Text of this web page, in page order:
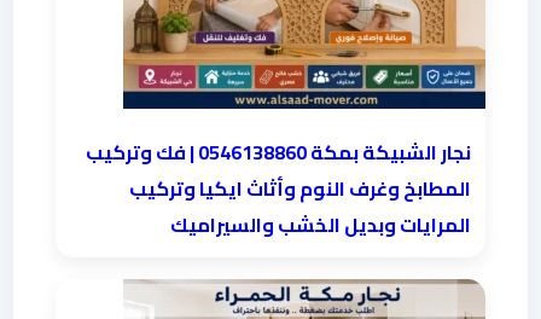
نجار الشبيكة بمكة 0546138860⁩ | فك وتركيب
المطابخ وغرف النوم وأثاث ايكيا وتركيب
المرايات وبديل الخشب والسيراميك